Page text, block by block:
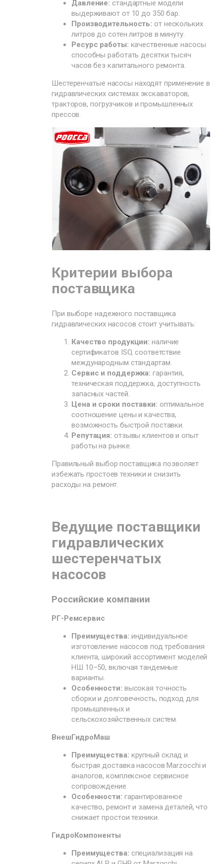
Давление: стандартные модели
выдерживают от 10 до 350 бар.
Производительность: от нескольких
литров до сотен литров в минуту.
Ресурс работы: качественные насосы
способны работать десятки тысяч
часов без капитального ремонта.
Шестеренчатые насосы находят применение в
гидравлических системах экскаваторов,
тракторов, погрузчиков и промышленных
прессов.
Критерии выбора
поставщика
При выборе надежного поставщика
гидравлических насосов стоит учитывать:
Качество продукции: наличие
сертификатов ISO, соответствие
международным стандартам.
Сервис и поддержка: гарантия,
техническая поддержка, доступность
запасных частей.
Цена и сроки поставки: оптимальное
соотношение цены и качества,
возможность быстрой поставки.
Репутация: отзывы клиентов и опыт
работы на рынке.
Правильный выбор поставщика позволяет
избежать простоев техники и снизить
расходы на ремонт.
Ведущие поставщики
гидравлических
шестеренчатых
насосов
Российские компании
РГ-Ремсервис
Преимущества: индивидуальное
изготовление насосов под требования
клиента, широкий ассортимент моделей
НШ 10–50, включая тандемные
варианты.
Особенности: высокая точность
сборки и долговечность, подход для
промышленных и
сельскохозяйственных систем.
ВнешГидроМаш
Преимущества: крупный склад и
быстрая доставка насосов Marzocchi и
аналогов, комплексное сервисное
сопровождение.
Особенности: гарантированное
качество, ремонт и замена деталей, что
снижает простои техники.
ГидроКомпоненты
Преимущества: специализация на